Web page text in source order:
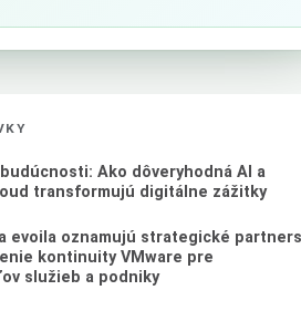
Ako dôveryhodná AI a
transformujú digitálne zážitky
evoila oznamujú strategické
kontinuity VMware pre
služieb a podniky